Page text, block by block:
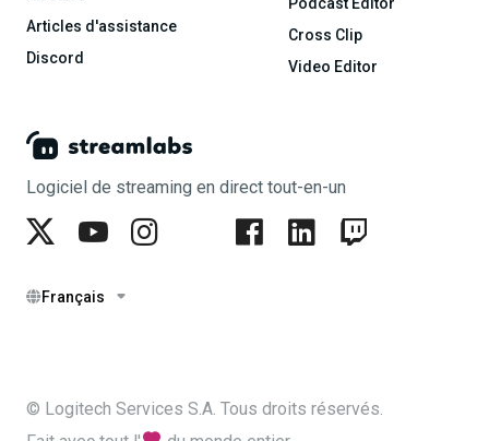
Logiciel de streaming en direct tout-en-un
Français
Articles d'assistance
Discord
Cross Clip
Video Editor
© Logitech Services S.A. Tous droits réservés.